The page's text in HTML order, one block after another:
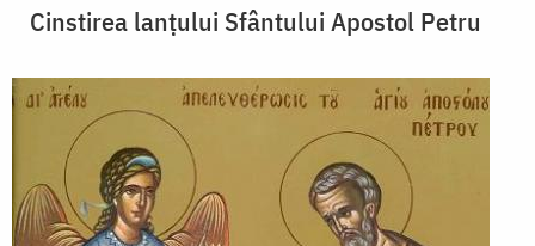
Cinstirea lanțului Sfântului Apostol Petru